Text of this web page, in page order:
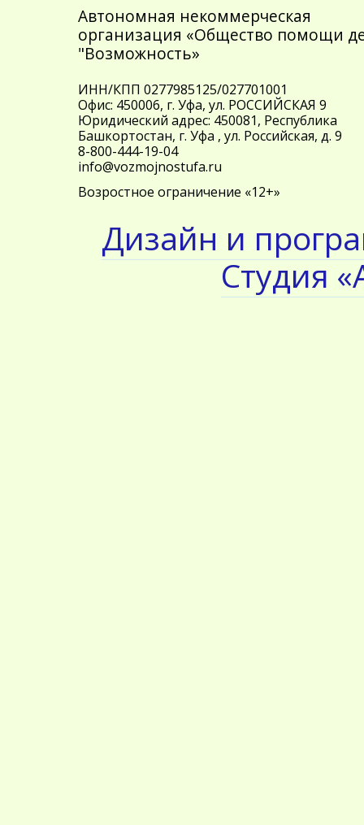
Автономная некоммерческая
организация «Общество помощи
"Возможность»
ИНН/КПП 0277985125/027701001
Офис: 450006, г. Уфа, ул. РОССИЙСКАЯ 9
Юридический адрес: 450081, Республика
Башкортостан, г. Уфа , ул. Российская, д. 9
8-800-444-19-04
info@vozmojnostufa.ru
Возростное ограничение «12+»
Дизайн и
Студия